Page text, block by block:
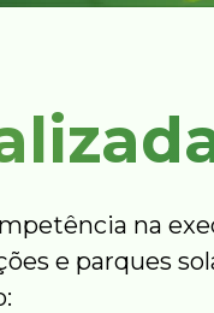
na
e parques